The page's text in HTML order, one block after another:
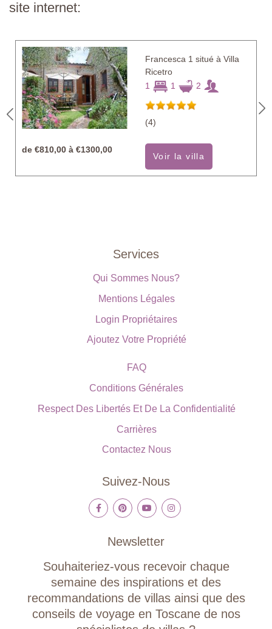
site internet:
Francesca 1 situé à Villa
Ricetro
1
1 2
(4)
de €810,00 à €1300,00
Voir la villa
Services
Qui Sommes Nous?
Mentions Légales
Login Propriétaires
Ajoutez Votre Propriété
FAQ
Conditions Générales
Respect Des Libertés Et De La Confidentialité
Carrières
Contactez Nous
Suivez-Nous
Newsletter
Souhaiteriez-vous recevoir chaque
semaine des inspirations et des
recommandations de villas ainsi que des
conseils de voyage en Toscane de nos